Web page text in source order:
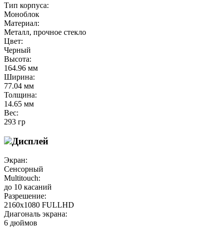
Тип корпуса:
Моноблок
Материал:
Металл, прочное стекло
Цвет:
Черный
Высота:
164.96 мм
Ширина:
77.04 мм
Толщина:
14.65 мм
Вес:
293 гр
Дисплей
Экран:
Сенсорный
Multitouch:
до 10 касаний
Разрешение:
2160х1080 FULLHD
Диагональ экрана:
6 дюймов